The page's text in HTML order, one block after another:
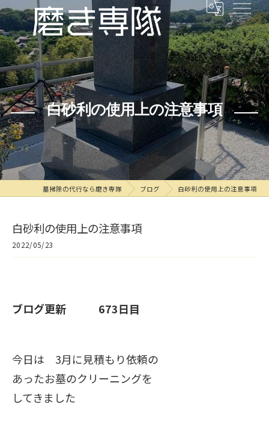
白砂利の使用上の注意事項
墓掃除の代行なら磨き専隊 ブログ 白砂利の使用上の注意事項
白砂利の使用上の注意事項
2022/05/23
ブログ更新 673日目
今日は 3月に見積もり依頼の
あったお墓のクリーニングを
してきました